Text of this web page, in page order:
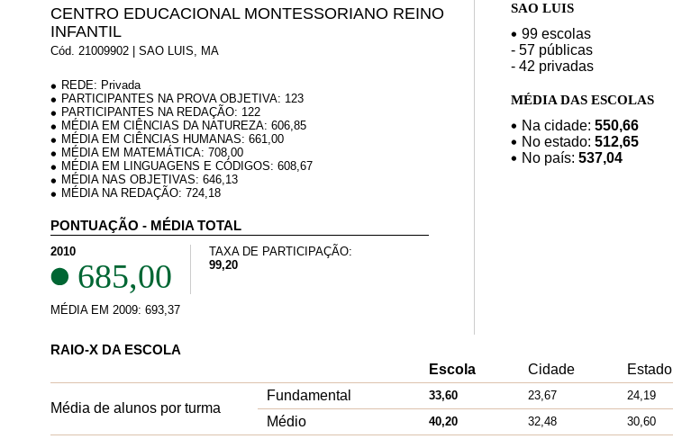
CENTRO EDUCACIONAL MONTESSORIANO REINO
INFANTIL
Cód. 21009902 | SAO LUIS, MA
REDE: Privada
PARTICIPANTES NA PROVA OBJETIVA: 123
PARTICIPANTES NA REDAÇÃO: 122
MÉDIA EM CIÊNCIAS DA NATUREZA: 606,85
MÉDIA EM CIÊNCIAS HUMANAS: 661,00
MÉDIA EM MATEMÁTICA: 708,00
MÉDIA EM LINGUAGENS E CÓDIGOS: 608,67
MÉDIA NAS OBJETIVAS: 646,13
MÉDIA NA REDAÇÃO: 724,18
PONTUAÇÃO - MÉDIA TOTAL
2010
685,00
TAXA DE PARTICIPAÇÃO:
99,20
MÉDIA EM 2009: 693,37
SAO LUIS
99 escolas
- 57 públicas
- 42 privadas
MÉDIA DAS ESCOLAS
Na cidade: 550,66
No estado: 512,65
No país: 537,04
RAIO-X DA ESCOLA
Escola
Cidade Estado
Média de alunos por turma
Fundamental 33,60 23,67 24,19
Médio 40,20 32,48 30,60